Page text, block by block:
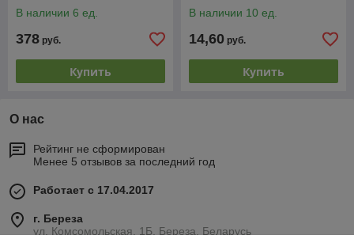
В наличии 6 ед.
378 руб.
Купить
В наличии 10 ед.
14,60 руб.
Купить
О нас
Рейтинг не сформирован
Менее 5 отзывов за последний год
Работает с 17.04.2017
г. Береза
ул. Комсомольская, 1Б, Береза, Беларусь